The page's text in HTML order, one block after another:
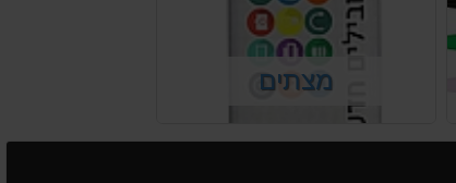
מצתים
מצתים עם לוגו -מוצרי קידום מכירות
אפקטיבים